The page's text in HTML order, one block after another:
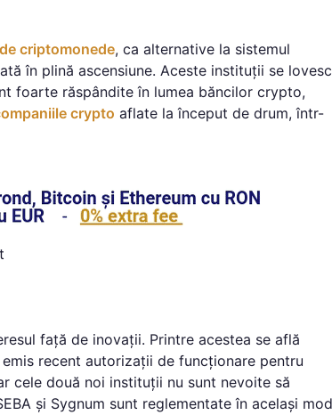
criptomonede, ca alternative la sistemul
în plină ascensiune. Aceste instituții se lovesc
foarte răspândite în lumea băncilor crypto,
crypto aflate la început de drum, într-
față de inovații. Printre acestea se află
recent autorizații de funcționare pentru
cele două noi instituții nu sunt nevoite să
și Sygnum sunt reglementate în același mod